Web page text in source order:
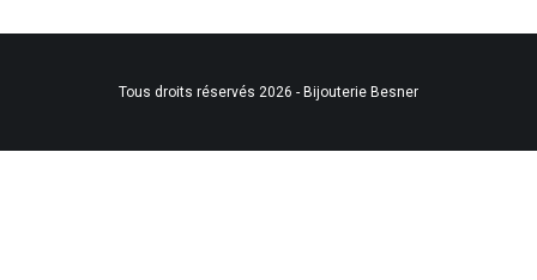
Tous droits réservés 2026 - Bijouterie Besner